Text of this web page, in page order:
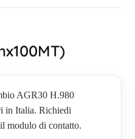
AGR30 H.980
in Italia. Richiedi
modulo di contatto.